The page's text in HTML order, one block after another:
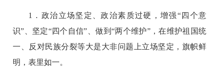
1．政治立场坚定、政治素质过硬，增强“四个意
识”、坚定“四个自信”、做到“两个维护”，在维护祖国统
一、反对民族分裂等大是大非问题上立场坚定，旗帜鲜
明，表里如一。